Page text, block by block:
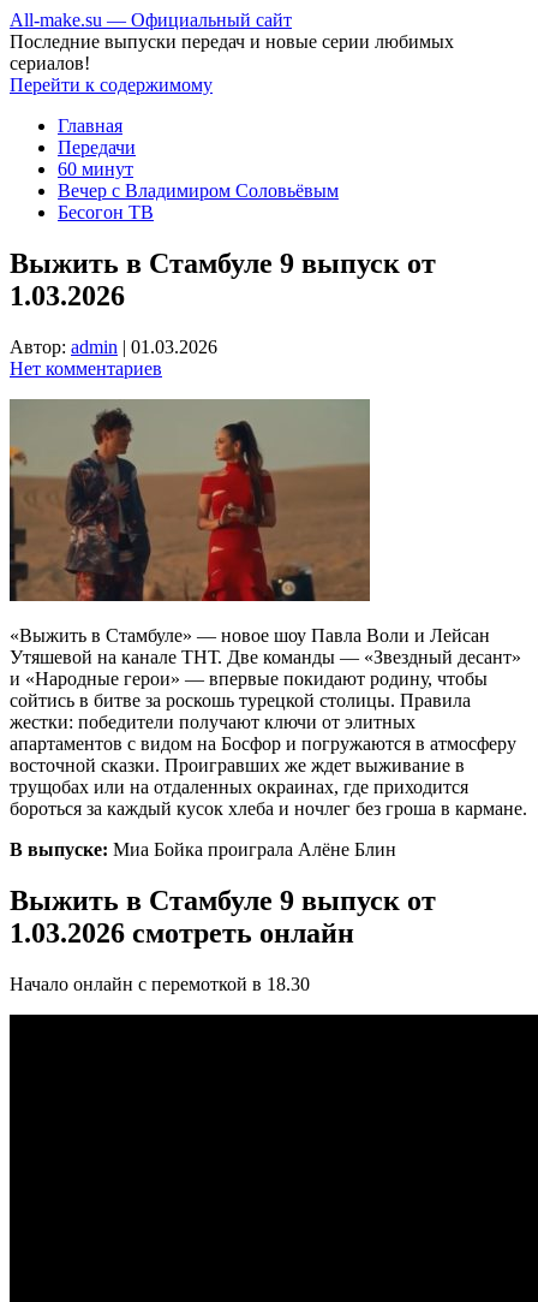
All-make.su — Официальный сайт
Последние выпуски передач и новые серии любимых
сериалов!
Перейти к содержимому
Главная
Передачи
60 минут
Вечер с Владимиром Соловьёвым
Бесогон ТВ
Выжить в Стамбуле 9 выпуск от
1.03.2026
Автор: admin | 01.03.2026
Нет комментариев
«Выжить в Стамбуле» — новое шоу Павла Воли и Лейсан
Утяшевой на канале ТНТ. Две команды — «Звездный десант»
и «Народные герои» — впервые покидают родину, чтобы
сойтись в битве за роскошь турецкой столицы. Правила
жестки: победители получают ключи от элитных
апартаментов с видом на Босфор и погружаются в атмосферу
восточной сказки. Проигравших же ждет выживание в
трущобах или на отдаленных окраинах, где приходится
бороться за каждый кусок хлеба и ночлег без гроша в кармане.
В выпуске: Миа Бойка проиграла Алёне Блин
Выжить в Стамбуле 9 выпуск от
1.03.2026 смотреть онлайн
Начало онлайн с перемоткой в 18.30